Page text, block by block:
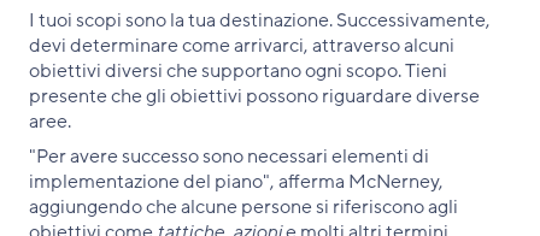
I tuoi scopi sono la tua destinazione. Successivamente,
devi determinare come arrivarci, attraverso alcuni
obiettivi diversi che supportano ogni scopo. Tieni
presente che gli obiettivi possono riguardare diverse
aree.
"Per avere successo sono necessari elementi di
implementazione del piano", afferma McNerney,
aggiungendo che alcune persone si riferiscono agli